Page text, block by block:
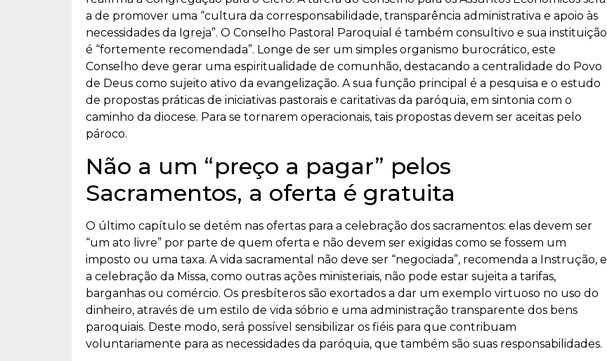
a de promover uma “cultura da corresponsabilidade, transparência administrativa e apoio às
necessidades da Igreja”. O Conselho Pastoral Paroquial é também consultivo e sua instituição
é “fortemente recomendada”. Longe de ser um simples organismo burocrático, este
Conselho deve gerar uma espiritualidade de comunhão, destacando a centralidade do Povo
de Deus como sujeito ativo da evangelização. A sua função principal é a pesquisa e o estudo
de propostas práticas de iniciativas pastorais e caritativas da paróquia, em sintonia com o
caminho da diocese. Para se tornarem operacionais, tais propostas devem ser aceitas pelo
pároco.
Não a um “preço a pagar” pelos
Sacramentos, a oferta é gratuita
O último capítulo se detém nas ofertas para a celebração dos sacramentos: elas devem ser
“um ato livre” por parte de quem oferta e não devem ser exigidas como se fossem um
imposto ou uma taxa. A vida sacramental não deve ser “negociada”, recomenda a Instrução, e
a celebração da Missa, como outras ações ministeriais, não pode estar sujeita a tarifas,
barganhas ou comércio. Os presbíteros são exortados a dar um exemplo virtuoso no uso do
dinheiro, através de um estilo de vida sóbrio e uma administração transparente dos bens
paroquiais. Deste modo, será possível sensibilizar os fiéis para que contribuam
voluntariamente para as necessidades da paróquia, que também são suas responsabilidades.